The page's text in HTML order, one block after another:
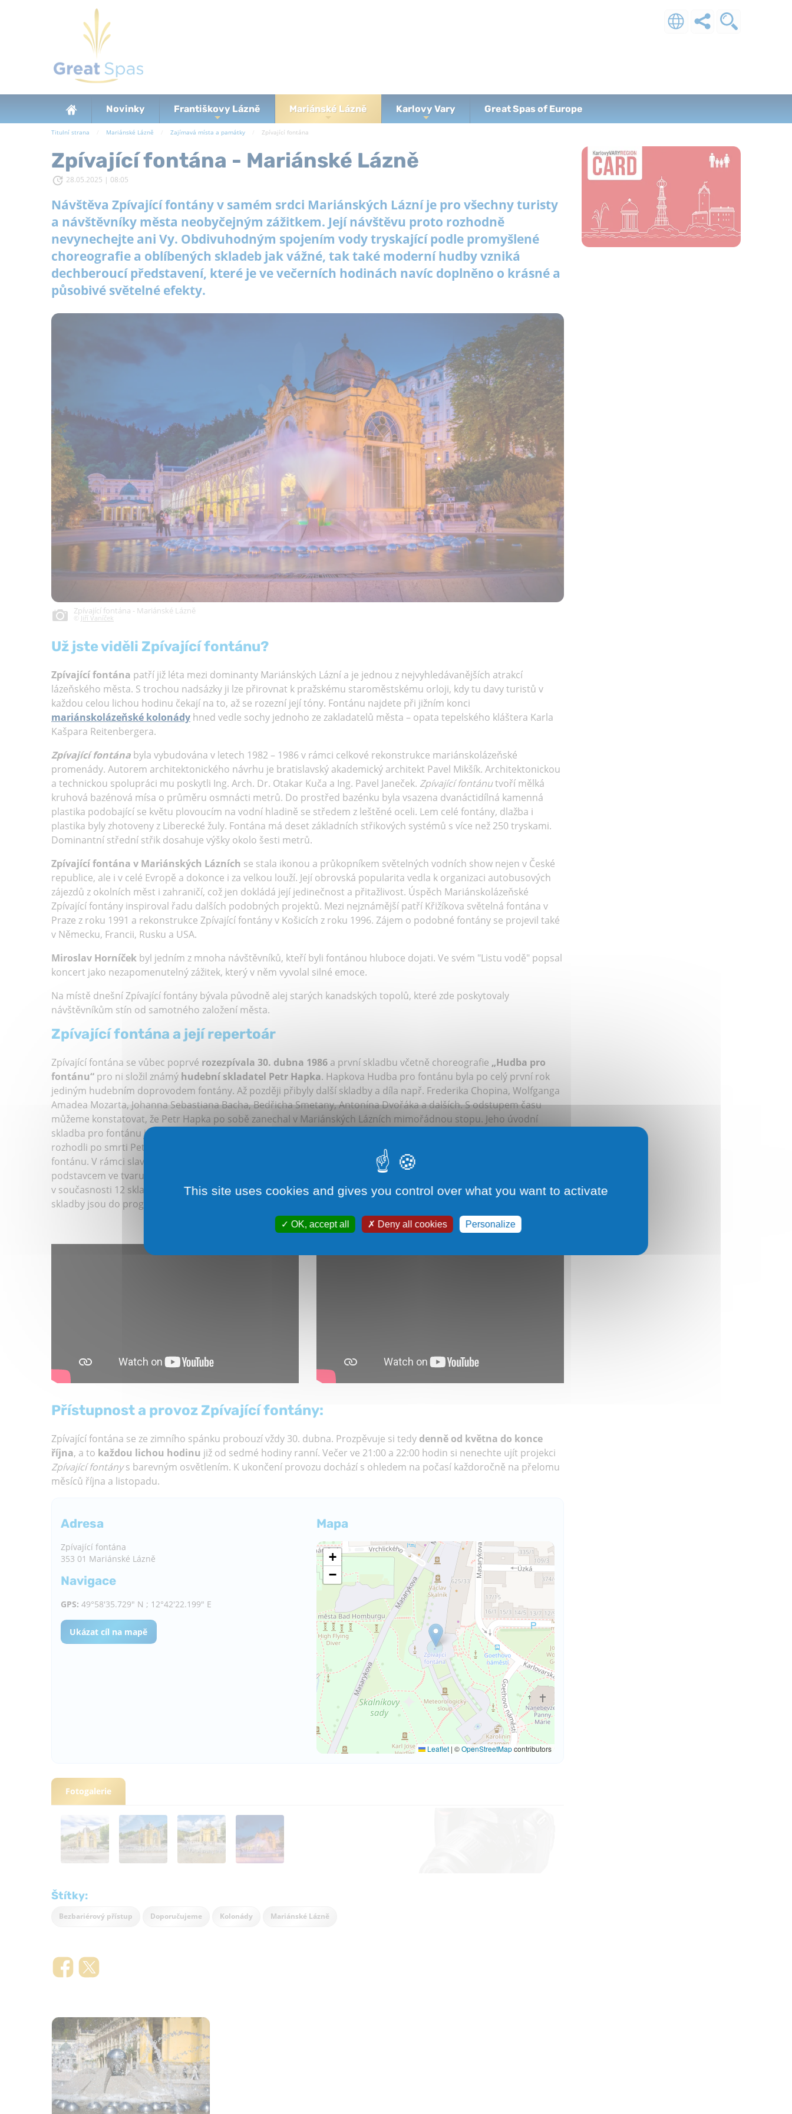
Novinky
+
Františkovy Lázně
Mariánské Lázně
Karlovy Vary Great Spas of Europe
Titulní strana Mariánské Lázně Zajímavá místa a památky Current:
Zpívající fontána
Zpívající fontána - Mariánské Lázně
28.05.2025 | 08:05
Návštěva Zpívající fontány v samém srdci Mariánských Lázní je pro všechny turisty
a návštěvníky města neobyčejným zážitkem. Její návštěvu proto rozhodně
nevynechejte ani Vy. Obdivuhodným spojením vody tryskající podle promyšlené
choreografie a oblíbených skladeb jak vážné, tak také moderní hudby vzniká
dechberoucí představení, které je ve večerních hodinách navíc doplněno o krásné a
působivé světelné efekty.
Zpívající fontána - Mariánské Lázně
© Jiří Vaníček
Už jste viděli Zpívající fontánu?
Zpívající fontána patří již léta mezi dominanty Mariánských Lázní a je jednou z nejvyhledávanějších atrakcí
lázeňského města. S trochou nadsázky ji lze přirovnat k pražskému staroměstskému orloji, kdy tu davy turistů v
každou celou lichou hodinu čekají na to, až se rozezní její tóny. Fontánu najdete při jižním konci
mariánskolázeňské kolonády hned vedle sochy jednoho ze zakladatelů města – opata tepelského kláštera Karla
Kašpara Reitenbergera.
Zpívající fontána byla vybudována v letech 1982 – 1986 v rámci celkové rekonstrukce mariánskolázeňské
promenády. Autorem architektonického návrhu je bratislavský akademický architekt Pavel Mikšík. Architektonickou
a technickou spolupráci mu poskytli Ing. Arch. Dr. Otakar Kuča a Ing. Pavel Janeček. Zpívající fontánutvoří mělká
kruhová bazénová mísa o průměru osmnácti metrů. Do prostřed bazénku byla vsazena dvanáctidílná kamenná
plastika podobající se květu plovoucím na vodní hladině se středem z leštěné oceli. Lem celé fontány, dlažba i
plastika byly zhotoveny z Liberecké žuly. Fontána má deset základních střikových systémů s více než 250 tryskami.
Dominantní střední střik dosahuje výšky okolo šesti metrů.
Zpívající fontána v Mariánských Lázních se stala ikonou a průkopníkem světelných vodních show nejen v České
republice, ale i v celé Evropě a dokonce i za velkou louží. Její obrovská popularita vedla k organizaci autobusových
zájezdů z okolních měst i zahraničí, což jen dokládá její jedinečnost a přitažlivost. Úspěch Mariánskolázeňské
Zpívající fontány inspiroval řadu dalších podobných projektů. Mezi nejznámější patří Křižíkova světelná fontána v
Praze z roku 1991 a rekonstrukce Zpívající fontány v Košicích z roku 1996. Zájem o podobné fontány se projevil také
v Německu, Francii, Rusku a USA.
Miroslav Horníček byl jedním z mnoha návštěvníků, kteří byli fontánou hluboce dojati. Ve svém "Listu vodě" popsal
koncert jako nezapomenutelný zážitek, který v něm vyvolal silné emoce.
Na místě dnešní Zpívající fontány bývala původně alej starých kanadských topolů, které zde poskytovaly
návštěvníkům stín od samotného založení města.
Zpívající fontána a její repertoár
Zpívající fontána se vůbec poprvé rozezpívala 30. dubna 1986 a první skladbu včetně choreografie „Hudba pro
fontánu“ pro ni složil známý hudební skladatel Petr Hapka. Hapkova Hudba pro fontánu byla po celý první rok
jediným hudebním doprovodem fontány. Až později přibyly další skladby a díla např. Frederika Chopina, Wolfganga
Amadea Mozarta, Johanna Sebastiana Bacha, Bedřicha Smetany, Antonína Dvořáka a dalších. S odstupem času
můžeme konstatovat, že Petr Hapka po sobě zanechal v Mariánských Lázních mimořádnou stopu. Jeho úvodní
skladba pro fontánu je dodnes považována za
rozhodli po smrti Petra Hapky (2014) uctít jeho památku a zároveň mu poděkovat za úplně první píseň pro Zpívající
fontánu. V rámci slavnostního zahájení lázeňské sezóny v roce 2017 byla u fontány odhalena jeho bronzová busta s
podstavcem ve tvaru piana z dílny výtvarníka Alberta Králíčka z Nové Paky. Zpívající fontána má ve svém repertoáru
v současnosti 12 skladeb.
Osm skladebse po celou sezónu neustále střídá v pravidelném sledu. Zbývající čtyři
skladby jsou do programu zařazovány pouze při zvláštních slavnostních příležitostech.
Přístupnost a provoz Zpívající fontány:
Zpívající fontána se ze zimního spánku probouzí vždy 30. dubna. Prozpěvuje si tedy denně od května do konce
října, a to každou lichou hodinu již od sedmé hodiny ranní. Večer ve 21:00 a 22:00 hodin si nenechte ujít projekci
Zpívající fontánys barevným osvětlením. K ukončení provozu dochází s ohledem na počasí každoročně na přelomu
měsíců října a listopadu.
Adresa
Zpívající fontána
353 01 Mariánské Lázně
Navigace
GPS: 49°58'35.729" N ; 12°42'22.199" E
Ukázat cíl na mapě
Mapa
+
−
Leaflet | ©OpenStreetMapcontributors
Fotogalerie
Štítky:
Bezbariérový přístup Doporučujeme Kolonády Mariánské Lázně
This site uses cookies and gives you control over what you want to activate
OK, accept all Deny all cookies Personalize